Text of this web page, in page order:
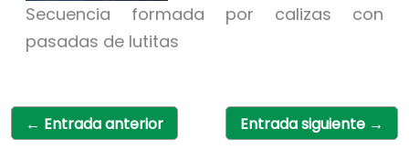
Secuencia formada por calizas con
pasadas de lutitas
← Entrada anterior Entrada siguiente →